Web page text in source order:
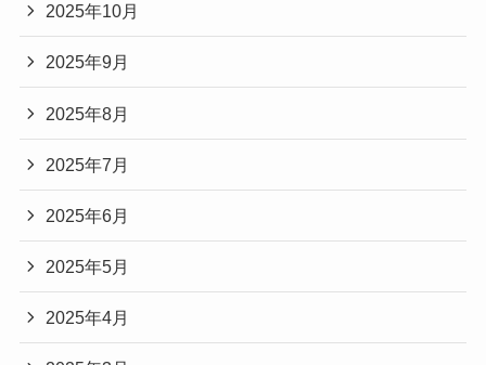
2025年10月
2025年9月
2025年8月
2025年7月
2025年6月
2025年5月
2025年4月